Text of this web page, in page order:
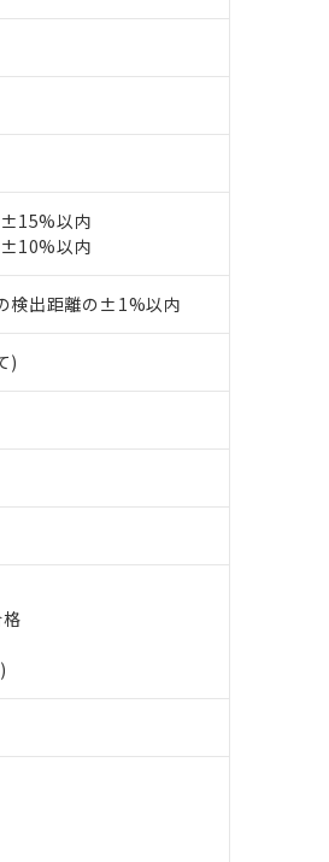
以内
以内
検出距離の±1%以内
)
の在庫および標準価格とは異なる場合
客様のお取引先、またはお客様担当の
拠点は「
ービス）をご利用いただくには、I-
ご登録された部品リストについて、当
お客様との取引・商談に必要な範囲で
ことができます。
物質の対応では、対応完了までの期
しておりました。
していることから、特段のことがない
ミウム) : 100ppm、
ェニル類) : 1000ppm、 PBDEs(ポリ臭化ジフェニ
ジイソブチル) : 1000ppm、 BBP(フタル酸ブチル
基準値以下であることを示します。
い合わせください。
ル、化学兵器、生物兵器またはその他
る場合は、上記1、2および3の内容を
わる関係者が違法に輸出するおそれが
る
いては、お客様のお取引先、またはお
認ください)
情報を公開していない機種